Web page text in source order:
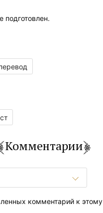
подготовлен.
Комментарии
комментарий к этому